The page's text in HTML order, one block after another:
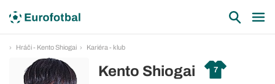
Hráči - Kento Shiogai Kariéra - klub
Kento Shiogai 7